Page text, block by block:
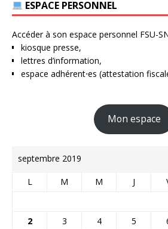
ESPACE PERSONNEL
Accéder à son espace personnel FSU-
kiosque presse,
lettres d’information,
espace adhérent⋅es (attestation
Mon espace
septembre 2019
L M M J
2
3 4 5